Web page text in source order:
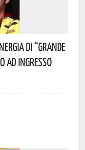
Di “Grande
Ad Ingresso